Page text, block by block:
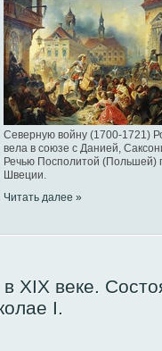
Северную войну (1700-1721)
вела в союзе с Данией,
Речью Посполитой (Польшей)
Швеции.
Читать далее »
XIX веке.
I.